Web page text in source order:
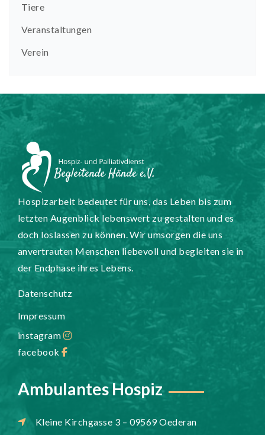
Tiere
Veranstaltungen
Verein
Hospizarbeit bedeutet für uns, das Leben bis zum
letzten Augenblick lebenswert zu gestalten und es
doch loslassen zu können. Wir umsorgen die uns
anvertrauten Menschen liebevoll und begleiten sie in
der Endphase ihres Lebens.
Datenschutz
Impressum
instagram
facebook
Ambulantes Hospiz
Kleine Kirchgasse 3 – 09569 Oederan